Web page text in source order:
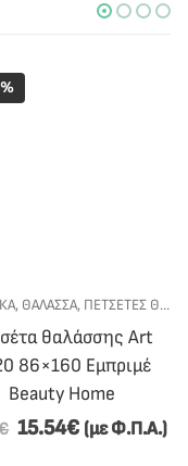
, ΘΑΛΑΣΣΑ, ΠΕΤΣΈΤΕΣ ΘΑΛΆΣΣΗΣ
θαλάσσης Art
86×160 Εμπριμέ
Beauty Home
15.54€ (με Φ.Π.Α.)